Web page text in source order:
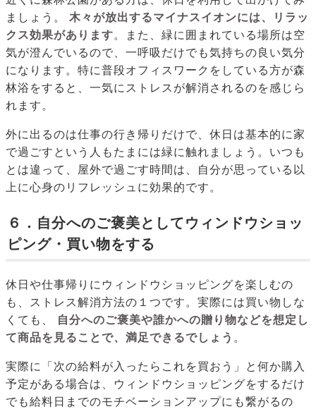
ましょう。
木々が放出するマイナスイオンには、リラッ
クス効果があります。また、緑に囲まれている場所は空
気が澄んでいるので、一呼吸だけでも気持ちの良い気分
になります。特に普段オフィスワークをしている方が森
林浴をすると、一気にストレスが解消されるのを感じら
れます。
外に出るのは仕事の行き帰りだけで、休日は基本的に家
で過ごすという人もたまには緑に触れましょう。いつも
とは違って、屋外で過ごす時間は、自分が思っている以
上に心身のリフレッシュに効果的です。
６．自分へのご褒美としてウィンドウショッ
ピング・買い物をする
休日や仕事帰りにウィンドウショッピングを楽しむの
も、ストレス解消方法の１つです。実際には買い物しな
くても、
自分へのご褒美や誰かへの贈り物などを想定し
て商品を見ることで、満足できるでしょう 。
実際に「次の給料が入ったらこれを買おう」と何か購入
予定がある場合は、ウィンドウショッピングをするだけ
でも給料日までのモチベーションアップにも繋がるの